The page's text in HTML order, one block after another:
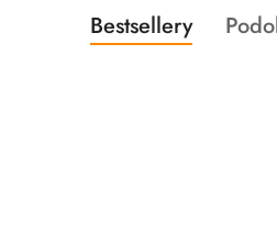
Pomiń karuzelę
Produkty
o
Bestsellery